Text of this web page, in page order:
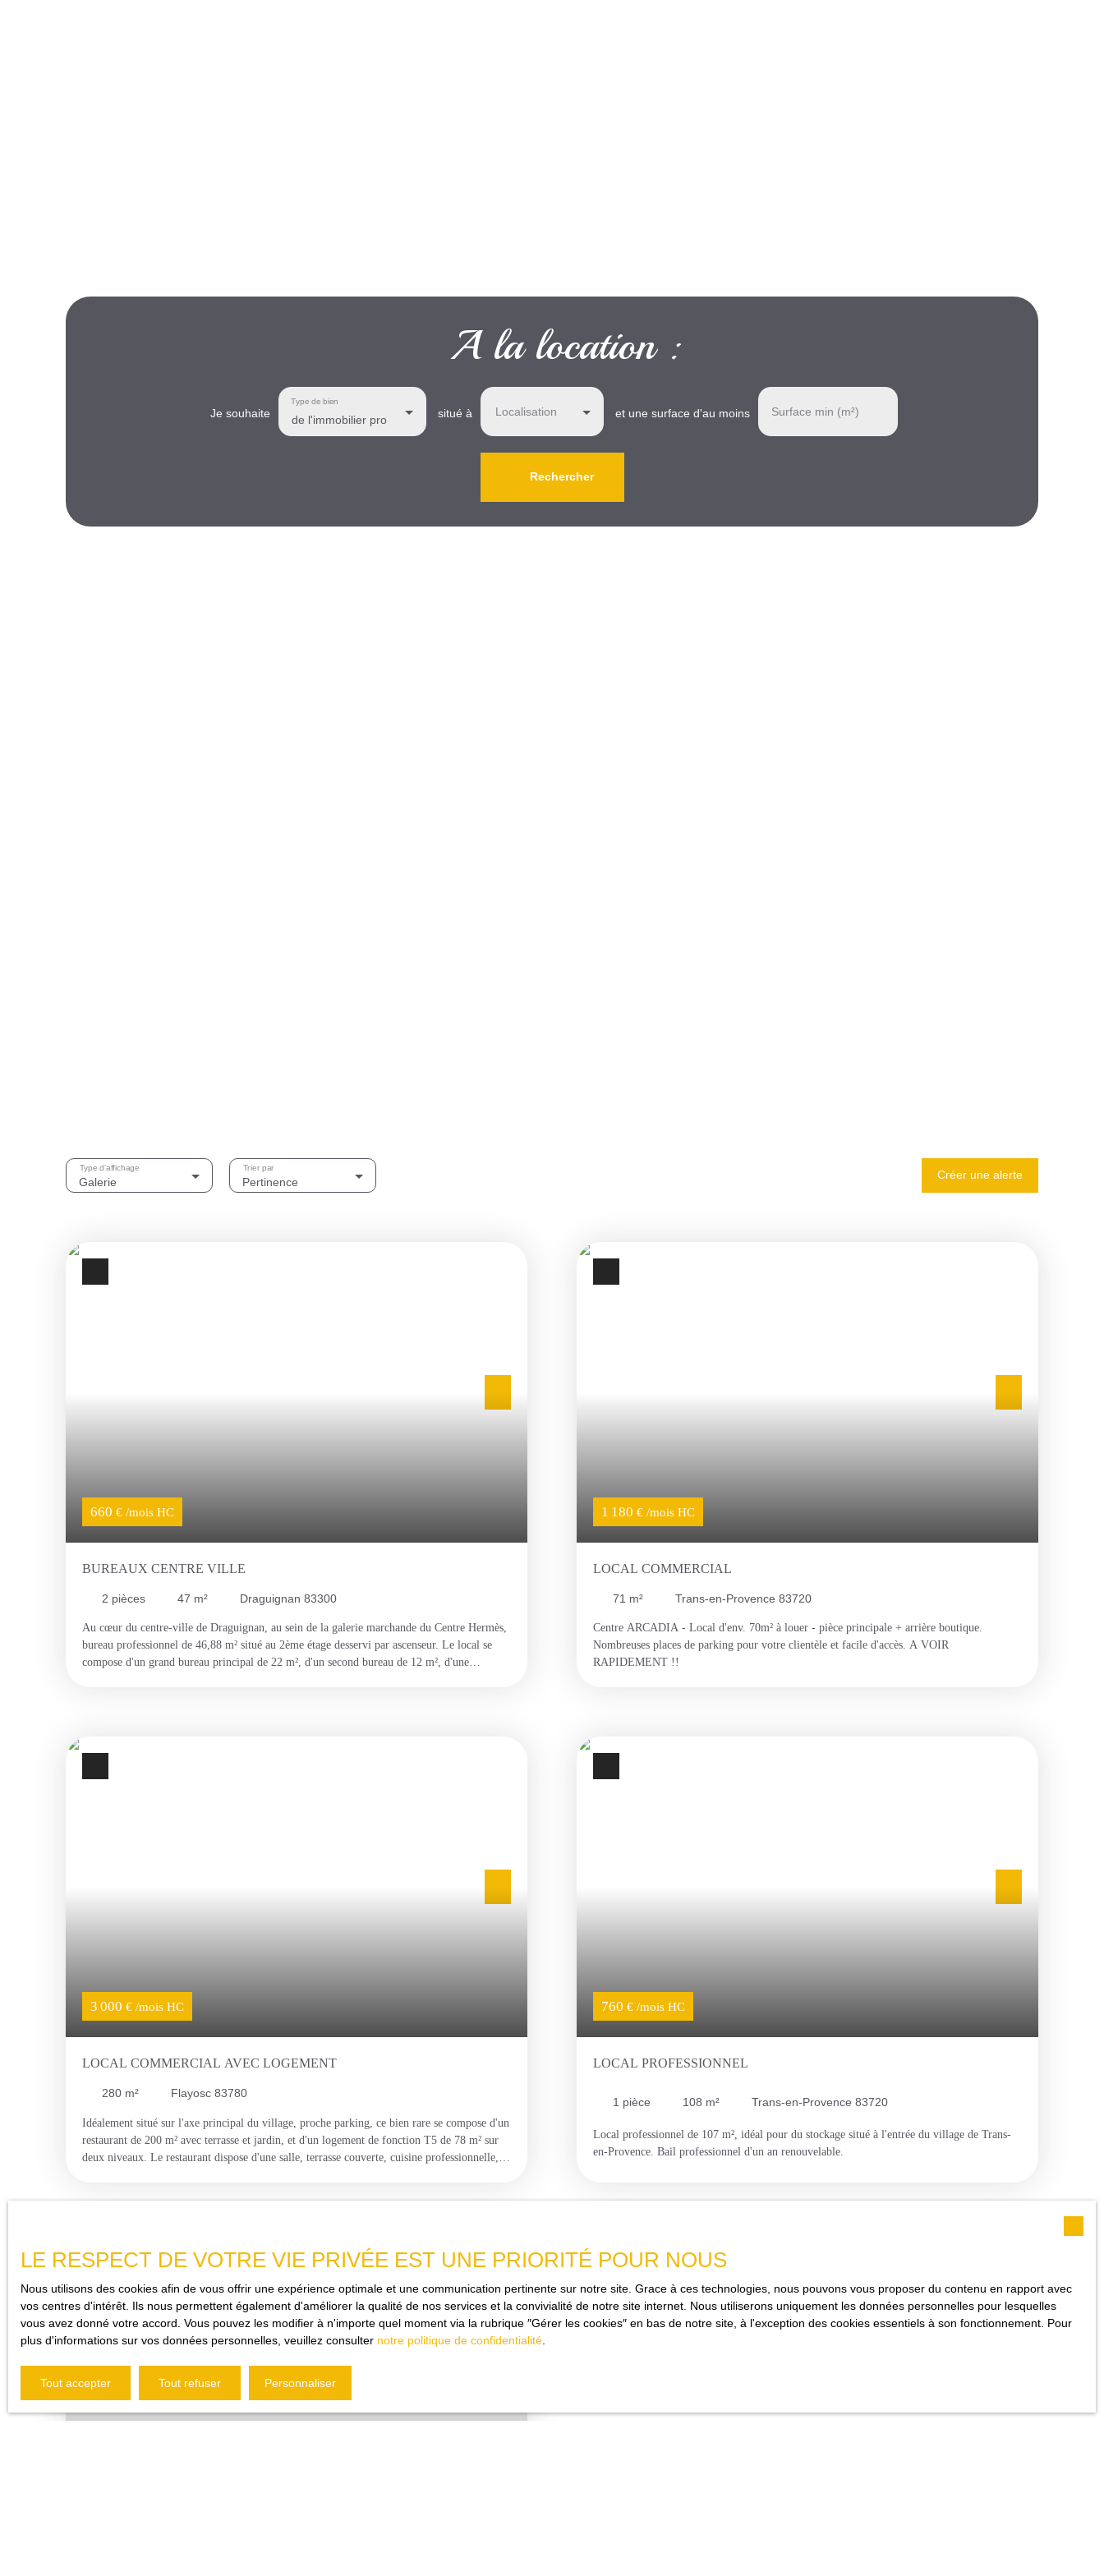
A la location :
Je souhaite de l'immobilier pro
Type de bien
situé à Localisation et une surface d'au moins Surface min (m²)
Rechercher
Galerie
Type d'affichage
Pertinence
Trier par
Créer une alerte
660 € /mois HC
BUREAUX CENTRE VILLE
2 pièces 47 m² Draguignan 83300
Au cœur du centre-ville de Draguignan, au sein de la galerie marchande du Centre Hermès,
bureau professionnel de 46,88 m² situé au 2ème étage desservi par ascenseur. Le local se
compose d'un grand bureau principal de 22 m², d'un second bureau de 12 m², d'une
1 180 € /mois HC
LOCAL COMMERCIAL
71 m² Trans-en-Provence 83720
Centre ARCADIA - Local d'env. 70m² à louer - pièce principale + arrière boutique.
Nombreuses places de parking pour votre clientèle et facile d'accès. A VOIR
RAPIDEMENT !!
3 000 € /mois HC
LOCAL COMMERCIAL AVEC LOGEMENT
280 m² Flayosc 83780
Idéalement situé sur l'axe principal du village, proche parking, ce bien rare se compose d'un
restaurant de 200 m² avec terrasse et jardin, et d'un logement de fonction T5 de 78 m² sur
deux niveaux. Le restaurant dispose d'une salle, terrasse couverte, cuisine professionnelle,
760 € /mois HC
LOCAL PROFESSIONNEL
1 pièce 108 m² Trans-en-Provence 83720
Local professionnel de 107 m², idéal pour du stockage situé à l'entrée du village de Trans-
en-Provence. Bail professionnel d'un an renouvelable.
LE RESPECT DE VOTRE VIE PRIVÉE EST UNE PRIORITÉ POUR NOUS
Nous utilisons des cookies afin de vous offrir une expérience optimale et une communication pertinente sur notre site. Grace à ces technologies, nous pouvons vous proposer du contenu en rapport avec
vos centres d'intérêt. Ils nous permettent également d'améliorer la qualité de nos services et la convivialité de notre site internet. Nous utiliserons uniquement les données personnelles pour lesquelles
vous avez donné votre accord. Vous pouvez les modifier à n'importe quel moment via la rubrique ″Gérer les cookies″ en bas de notre site, à l'exception des cookies essentiels à son fonctionnement. Pour
plus d'informations sur vos données personnelles, veuillez consulter notre politique de confidentialité
Tout accepter Tout refuser Personnaliser